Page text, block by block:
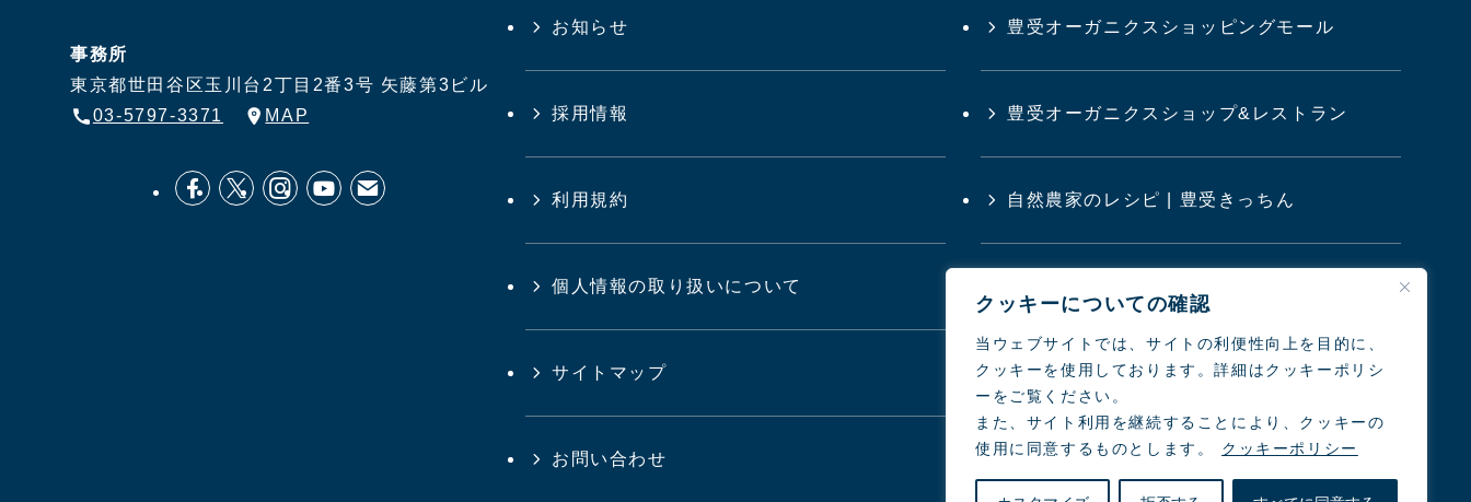
クッキーについての確認
当ウェブサイトでは、サイトの利便性向上を目的に、
クッキーを使用しております。詳細はクッキーポリシ
ーをご覧ください。
また、サイト利用を継続することにより、クッキーの
使用に同意するものとします。
クッキーポリシー
事務所
東京都世田谷区玉川台2丁目2番3号 矢藤第3ビル
03-5797-3371
MAP
お知らせ
採用情報
利用規約
個人情報の取り扱いについて
サイトマップ
お問い合わせ
豊受オーガニクスショッピングモール
豊受オーガニクスショップ&レストラン
自然農家のレシピ | 豊受きっちん
日本の農業と食を考えるシンポジウム